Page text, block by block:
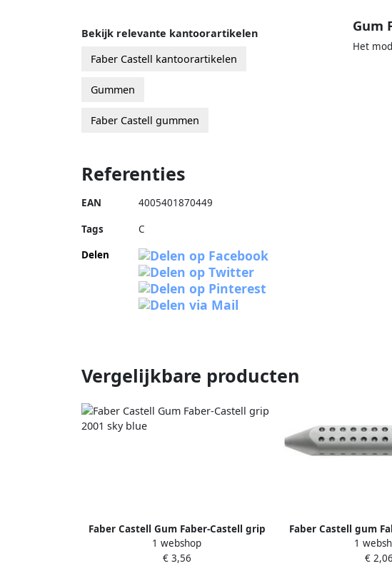
Gum
Het
Bekijk relevante kantoorartikelen
Faber Castell kantoorartikelen
Gummen
Faber Castell gummen
Referenties
EAN 4005401870449
Tags
C
Delen
Vergelijkbare producten
Faber Castell Gum Faber-Castell grip
2001 sky blue
1 webshop
€ 3,56
Faber Castell gum
2001
1
€ 2,06